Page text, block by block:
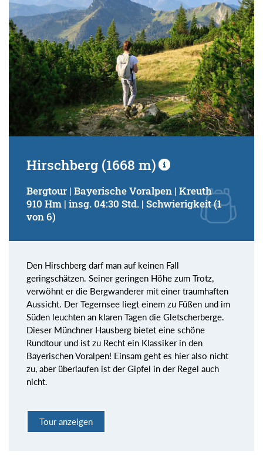
Kondition (Tourdauer):
von
bis
Suchbegriff:
Hirschberg (1668 m)
Bergtour | Bayerische Voralpen | Kreuth
910 Hm | insg. 04:30 Std. | Schwierigkeit (1
von 6)
Den Hirschberg darf man auf keinen Fall
geringschätzen. Seiner geringen Höhe zum Trotz,
verwöhnt er die Bergwanderer mit einer traumhaften
Aussicht. Der Tegernsee liegt einem zu Füßen und im
Süden leuchten an klaren Tagen die Gletscherberge.
Dieser Münchner Hausberg bietet eine schöne
Rundtour und ist zu Recht ein Klassiker in den
Bayerischen Voralpen! Einsam geht es hier also nicht
zu, aber überlaufen ist der Gipfel in der Regel auch
nicht.
Tour anzeigen